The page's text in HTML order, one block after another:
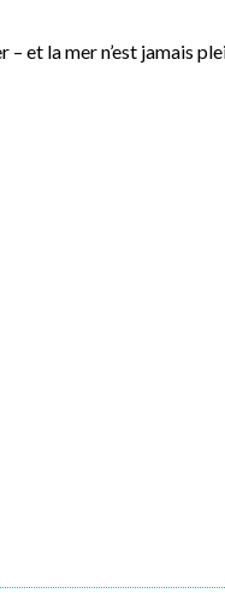
et la mer n’est jamais